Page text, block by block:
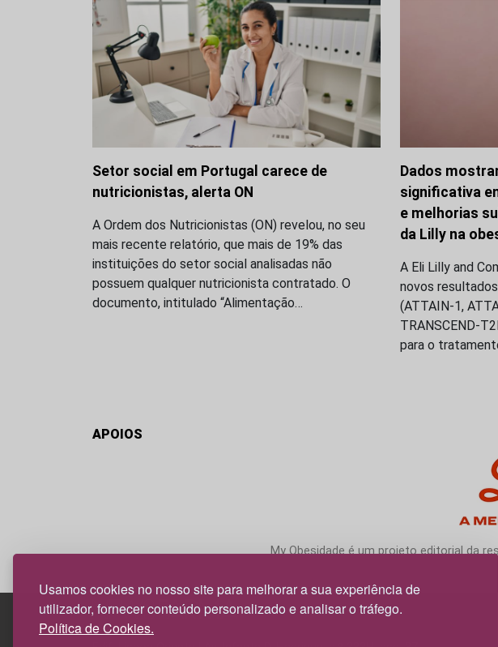
Usamos cookies no nosso site para melhorar a sua experiência de
utilizador, fornecer conteúdo personalizado e analisar o tráfego.
Política de Cookies.
Setor social em Portugal carece de
nutricionistas, alerta ON
A Ordem dos Nutricionistas (ON) revelou, no seu
mais recente relatório, que mais de 19% das
instituições do setor social analisadas não
possuem qualquer nutricionista contratado. O
documento, intitulado “Alimentação…
Dados
significativa
e melhorias
da Lilly na
A Eli Lilly and
novos
(ATTAIN-1,
TRANSCEND-
para o
APOIOS
My Obesidade é um projeto editorial da